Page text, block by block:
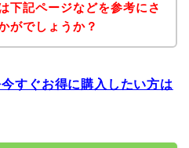
下記ページなどを参考にさ
がでしょうか？
すぐお得に購入したい方は